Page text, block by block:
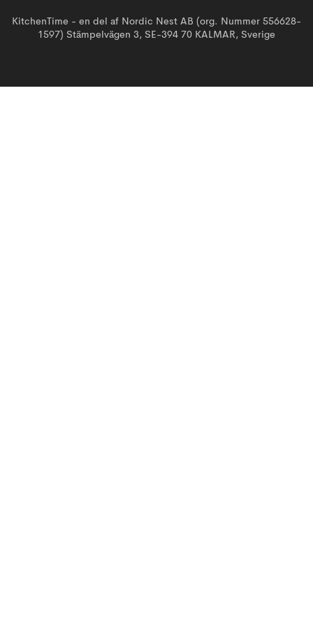
KitchenTime - en del af Nordic Nest AB (org. Nummer 556628-
1597) Stämpelvägen 3, SE-394 70 KALMAR, Sverige